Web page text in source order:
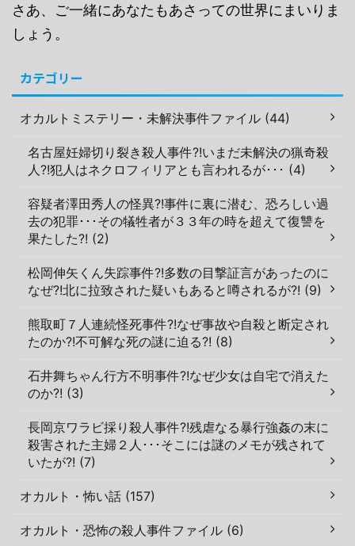
さあ、ご一緒にあなたもあさっての世界にまいりま
しょう。
カテゴリー
オカルトミステリー・未解決事件ファイル (44)
名古屋妊婦切り裂き殺人事件?!いまだ未解決の猟奇殺
人?!犯人はネクロフィリアとも言われるが･･･ (4)
容疑者澤田秀人の怪異?!事件に裏に潜む、恐ろしい過
去の犯罪･･･その犠牲者が３３年の時を超えて復讐を
果たした?! (2)
松岡伸矢くん失踪事件?!多数の目撃証言があったのに
なぜ?!北に拉致された疑いもあると噂されるが?! (9)
熊取町７人連続怪死事件?!なぜ事故や自殺と断定され
たのか?!不可解な死の謎に迫る?! (8)
石井舞ちゃん行方不明事件?!なぜ少女は自宅で消えた
のか?! (3)
長岡京ワラビ採り殺人事件?!残虐なる暴行強姦の末に
殺害された主婦２人･･･そこには謎のメモが残されて
いたが?! (7)
オカルト・怖い話 (157)
オカルト・恐怖の殺人事件ファイル (6)